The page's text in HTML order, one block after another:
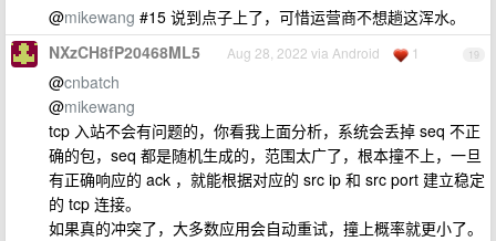
@mikewang #15 说到点子上了，可惜运营商不想趟这浑水。
19
NXzCH8fP20468ML5 Aug 28, 2022 via Android 1
@cnbatch
@mikewang
tcp 入站不会有问题的，你看我上面分析，系统会丢掉 seq 不正
确的包，seq 都是随机生成的，范围太广了，根本撞不上，一旦
有正确响应的 ack ，就能根据对应的 src ip 和 src port 建立稳定
的 tcp 连接。
如果真的冲突了，大多数应用会自动重试，撞上概率就更小了。